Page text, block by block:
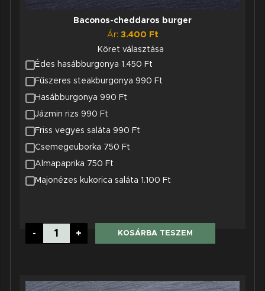
Baconos-cheddaros burger
Ár: 3.400 Ft
Köret választása
Édes hasábburgonya 1.450 Ft
Fűszeres steakburgonya 990 Ft
Hasábburgonya 990 Ft
Jázmin rizs 990 Ft
Friss vegyes saláta 990 Ft
Csemegeuborka 750 Ft
Almapaprika 750 Ft
Majonézes kukorica saláta 1.100 Ft
-
cheddaros
burger
+ KOSÁRBA TESZEM